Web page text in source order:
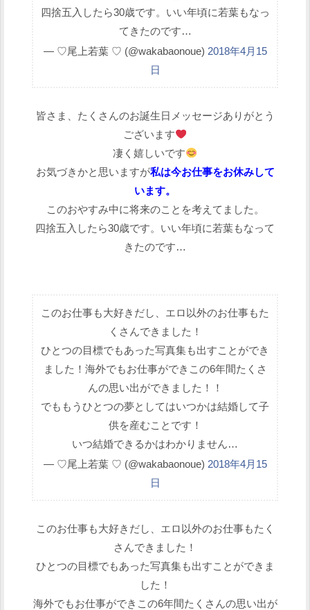
四捨五入したら30歳です。いい年頃に若葉もなっ
てきたのです…
— ♡尾上若葉 ♡ (@wakabaonoue) 2018年4月15
日
皆さま、たくさんのお誕生日メッセージありがとう
ございます
凄く嬉しいです
お気づきかと思いますが私は今お仕事をお休みして
います。
このおやすみ中に将来のことを考えてました。
四捨五入したら30歳です。いい年頃に若葉もなって
きたのです…
このお仕事も大好きだし、エロ以外のお仕事もた
くさんできました！
ひとつの目標でもあった写真集も出すことができ
ました！海外でもお仕事ができこの6年間たくさ
んの思い出ができました！！
でももうひとつの夢としてはいつかは結婚して子
供を産むことです！
いつ結婚できるかはわかりません…
— ♡尾上若葉 ♡ (@wakabaonoue) 2018年4月15
日
このお仕事も大好きだし、エロ以外のお仕事もたく
さんできました！
ひとつの目標でもあった写真集も出すことができま
した！
海外でもお仕事ができこの6年間たくさんの思い出が